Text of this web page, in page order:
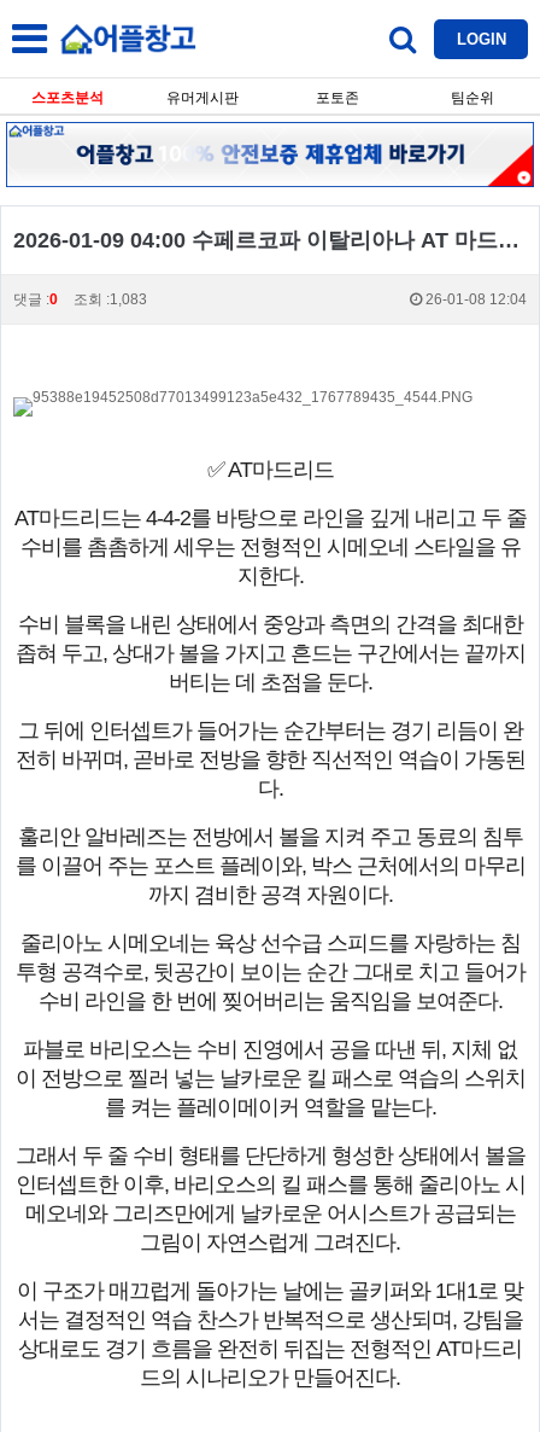
LOGIN
스포츠분석 유머게시판 포토존 팀순위
2026-01-09 04:00 수페르코파 이탈리아나 AT 마드리드 레알 마드리드
댓글 :0 조회 :1,083 26-01-08 12:04
✅ AT마드리드
AT마드리드는 4-4-2를 바탕으로 라인을 깊게 내리고 두 줄
수비를 촘촘하게 세우는 전형적인 시메오네 스타일을 유
지한다.
수비 블록을 내린 상태에서 중앙과 측면의 간격을 최대한
좁혀 두고, 상대가 볼을 가지고 흔드는 구간에서는 끝까지
버티는 데 초점을 둔다.
그 뒤에 인터셉트가 들어가는 순간부터는 경기 리듬이 완
전히 바뀌며, 곧바로 전방을 향한 직선적인 역습이 가동된
다.
훌리안 알바레즈는 전방에서 볼을 지켜 주고 동료의 침투
를 이끌어 주는 포스트 플레이와, 박스 근처에서의 마무리
까지 겸비한 공격 자원이다.
줄리아노 시메오네는 육상 선수급 스피드를 자랑하는 침
투형 공격수로, 뒷공간이 보이는 순간 그대로 치고 들어가
수비 라인을 한 번에 찢어버리는 움직임을 보여준다.
파블로 바리오스는 수비 진영에서 공을 따낸 뒤, 지체 없
이 전방으로 찔러 넣는 날카로운 킬 패스로 역습의 스위치
를 켜는 플레이메이커 역할을 맡는다.
그래서 두 줄 수비 형태를 단단하게 형성한 상태에서 볼을
인터셉트한 이후, 바리오스의 킬 패스를 통해 줄리아노 시
메오네와 그리즈만에게 날카로운 어시스트가 공급되는
그림이 자연스럽게 그려진다.
이 구조가 매끄럽게 돌아가는 날에는 골키퍼와 1대1로 맞
서는 결정적인 역습 찬스가 반복적으로 생산되며, 강팀을
상대로도 경기 흐름을 완전히 뒤집는 전형적인 AT마드리
드의 시나리오가 만들어진다.